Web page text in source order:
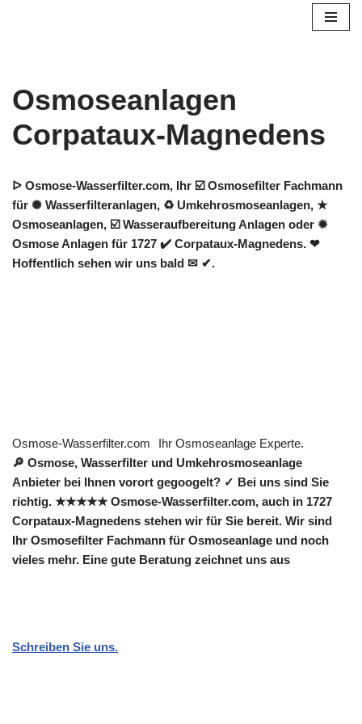
Osmoseanlagen
Corpataux-Magnedens
ᐅ Osmose-Wasserfilter.com, Ihr ☑️ Osmosefilter Fachmann
für ✺ Wasserfilteranlagen, ♻ Umkehrosmoseanlagen, ★
Osmoseanlagen, ☑️ Wasseraufbereitung Anlagen oder ✹
Osmose Anlagen für 1727 ✔️ Corpataux-Magnedens. ❤
Hoffentlich sehen wir uns bald ✉ ✔.
Osmose-Wasserfilter.com
Ihr Osmoseanlage Experte.
🔎 Osmose, Wasserfilter und Umkehrosmoseanlage
Anbieter bei Ihnen vorort gegoogelt? ✓ Bei uns sind Sie
richtig. ★★★★★ Osmose-Wasserfilter.com, auch in 1727
Corpataux-Magnedens stehen wir für Sie bereit. Wir sind
Ihr Osmosefilter Fachmann für Osmoseanlage und noch
vieles mehr. Eine gute Beratung zeichnet uns aus
Schreiben Sie uns.